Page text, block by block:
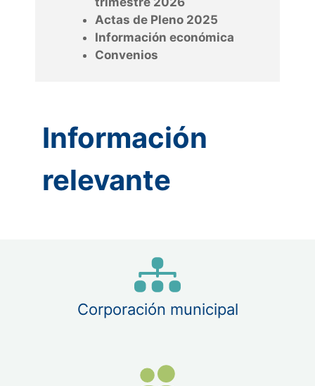
Información
relevante
Actas de Pleno 2025
Información económica
Convenios
Corporación municipal